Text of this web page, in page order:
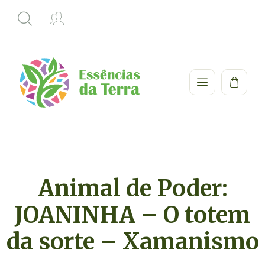
Animal de Poder:
JOANINHA – O totem
da sorte – Xamanismo